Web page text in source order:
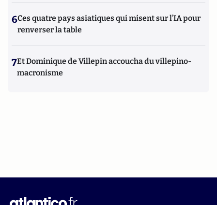
6Ces quatre pays asiatiques qui misent sur l’IA pour
renverser la table
7Et Dominique de Villepin accoucha du villepino-
macronisme